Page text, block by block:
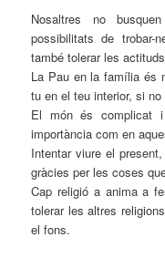
Nosaltres no
possibilitats de
també tolerar les
La Pau en la família és
tu en el teu interior, si
El món és complicat
importància com en
Intentar viure el
gràcies per les coses
Cap religió a anima a
tolerar les altres
el fons.